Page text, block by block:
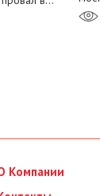
Компании